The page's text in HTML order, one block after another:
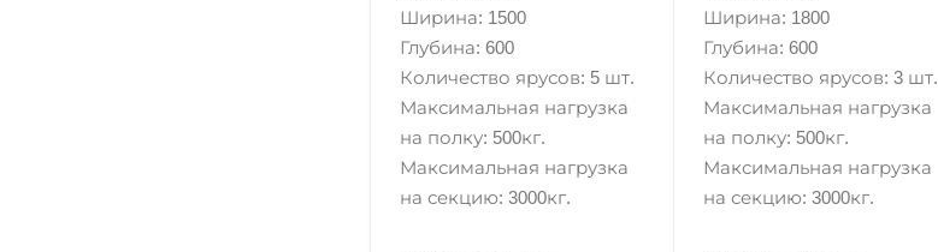
Ширина: 1500
Глубина: 600
Количество ярусов: 5 шт.
Максимальная нагрузка
на полку: 500кг.
Максимальная нагрузка
на секцию: 3000кг.
Ширина: 1800
Глубина: 600
Количество ярусов: 3 шт.
Максимальная нагрузка
на полку: 500кг.
Максимальная нагрузка
на секцию: 3000кг.